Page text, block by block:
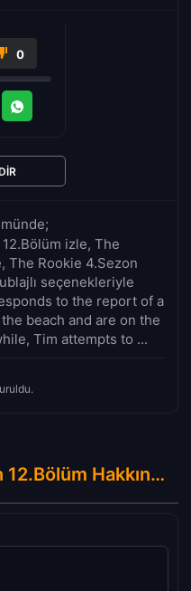
izle, The
The Rookie 4.Sezon
seçenekleriyle
to the report of a
beach and are on the
Tim attempts to ...
0
The Rookie : 4.Sezon 12.Bölüm Hakkında Yorumlar